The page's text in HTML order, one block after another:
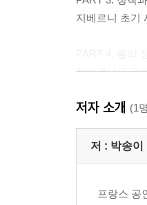
지베르니 초기
지베르니와 유
PART 5. 생애
지베르니 말기
저자 소개 (1
저 : 박송이
프랑스 공